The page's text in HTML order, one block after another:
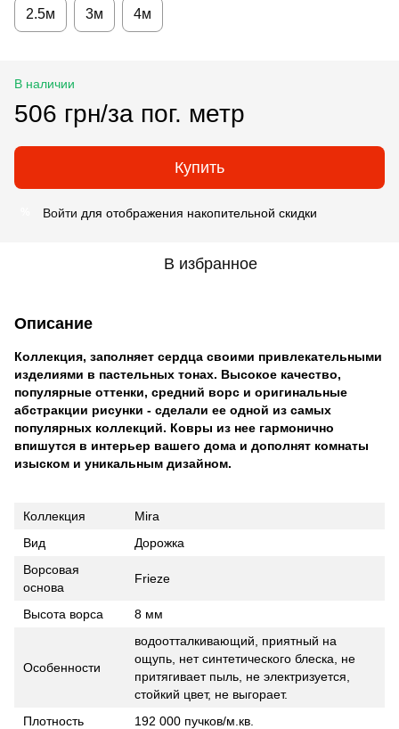
2.5м 3м 4м
В наличии
506 грн/за пог. метр
Купить
Войти для отображения накопительной скидки
В избранное
Описание
Коллекция, заполняет сердца своими привлекательными
изделиями в пастельных тонах. Высокое качество,
популярные оттенки, средний ворс и оригинальные
абстракции рисунки - сделали ее одной из самых
популярных коллекций. Ковры из нее гармонично
впишутся в интерьер вашего дома и дополнят комнаты
изыском и уникальным дизайном.
Коллекция
Mira
Вид
Дорожка
Ворсовая
основа
Frieze
Высота ворса 8 мм
Особенности
водоотталкивающий, приятный на
ощупь, нет синтетического блеска, не
притягивает пыль, не электризуется,
стойкий цвет, не выгорает.
Плотность
192 000 пучков/м.кв.